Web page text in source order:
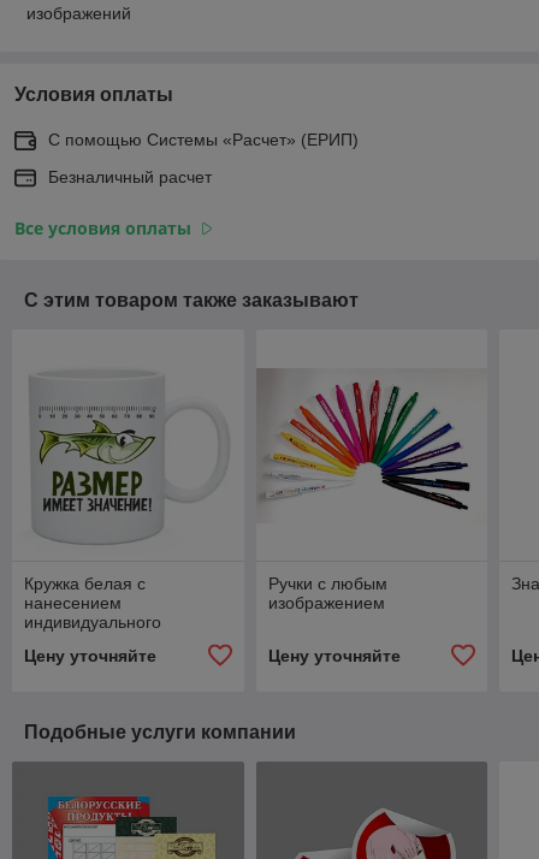
изображений
Условия оплаты
С помощью Системы «Расчет» (ЕРИП)
Безналичный расчет
Все условия оплаты
С этим товаром также заказывают
Кружка белая с
нанесением
индивидуального
(фотокружка)
Цену уточняйте
Ручки с любым
изображением
Цену уточняйте
Подобные услуги компании